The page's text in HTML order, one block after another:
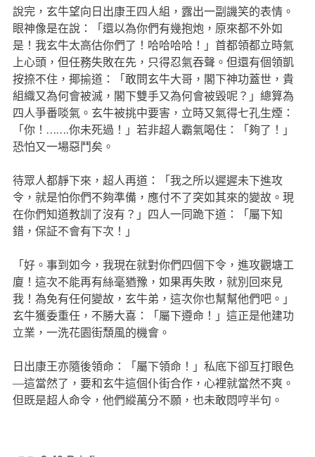
說完，玄牛望向日出康王四人組，露出一副譏笑的表情。
眼神像是在說：「還以為你們有幾抱炮，原來都不外如
是！我玄牛太高估你們了！哈哈哈哈！」首都領都立時氣
上心頭，但任務失敗在先，只得忍氣吞聲。但還有個領凱
按捺不住，揶揄道：「敢問玄牛大哥，閣下神功蓋世，貴
組織又為何會被滅，閣下雙手又為何會被毀呢？」總算為
四人爭番啖氣。玄牛被挑中要害，立時又氣得七孔生煙：
「你！…….你未死過！」若非超人霸氣喝住：「夠了！」
恐怕又一場惡鬥矣。
待眾人都靜下來，超人再道：「我之所以遲遲未下進攻
令，就是怕你們不夠準備，應付不了突如其來的變故。現
在你們知道教訓了沒有？」四人一同跪下道：「屬下知
錯，保証不會有下次！」
「好。事到如今，我現在就對你們四個下令，進攻觀塘工
廈！這次不能再有絲毫猶豫，如果再失敗，就別回來見
我！為免有任何變故，玄牛弟，這次你也幫幫他們吧。」
玄牛獲委重任，不勝大喜：「屬下遵命！」這正是他建功
立業，一洗花園街頹風的機會。
日出康王亦隨後領命：「屬下領命！」私底下卻互打眼色
—這當然了，要和玄牛這個仆街合作，心裡就當然不爽。
但既是超人命令，他們縱萬分不願，也未敢悶哼半句。